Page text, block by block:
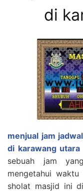
di
menjual jam
di karawang utara
sebuah jam
mengetahui
sholat masjid ini